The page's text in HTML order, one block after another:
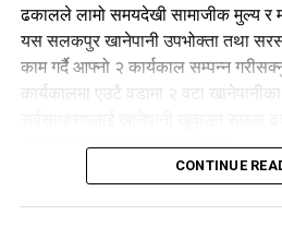
ढकालले लामो समयदेखी सामाजीक मुल्य र
यस सलकपुर खानेपानी उपभोक्ता तथा
काम गर्दै आफ्नो २ कार्यकाल सम्पन्न
कार्यकालमा एउटै वडामा २ वटा
अब्बल र बलिया उम्मेद्वार समेत हुन।
CONTINUE